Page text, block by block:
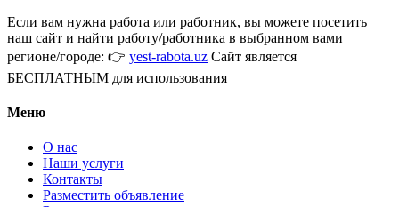
Если вам нужна работа или работник, вы можете посетить
наш сайт и найти работу/работника в выбранном вами
регионе/городе: 👉 yest-rabota.uz Сайт является
БЕСПЛАТНЫМ для использования
Меню
О нас
Наши услуги
Контакты
Разместить объявление